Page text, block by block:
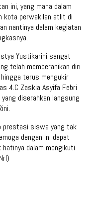
ini, yang mana dalam
kota perwakilan atlit di
nantinya dalam kegiatan
Yustikarini sangat
telah memberanikan diri
terus mengukir
4.C Zaskia Asyifa Febri
diserahkan langsung
prestasi siswa yang tak
dengan ini dapat
dalam mengikuti